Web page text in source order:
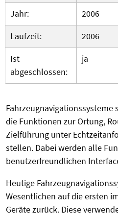
Jahr:
2006
Laufzeit:
2006
Ist
abgeschlossen:
ja
die Funktionen zur Ortung,
Zielführung unter
stellen. Dabei werden alle
benutzerfreundlichen
Heutige
Wesentlichen auf die ersten
Geräte zurück. Diese